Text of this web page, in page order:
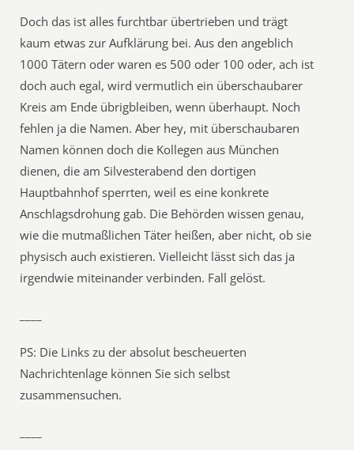
Doch das ist alles furchtbar übertrieben und trägt
kaum etwas zur Aufklärung bei. Aus den angeblich
1000 Tätern oder waren es 500 oder 100 oder, ach ist
doch auch egal, wird vermutlich ein überschaubarer
Kreis am Ende übrigbleiben, wenn überhaupt. Noch
fehlen ja die Namen. Aber hey, mit überschaubaren
Namen können doch die Kollegen aus München
dienen, die am Silvesterabend den dortigen
Hauptbahnhof sperrten, weil es eine konkrete
Anschlagsdrohung gab. Die Behörden wissen genau,
wie die mutmaßlichen Täter heißen, aber nicht, ob sie
physisch auch existieren. Vielleicht lässt sich das ja
irgendwie miteinander verbinden. Fall gelöst.
PS: Die Links zu der absolut bescheuerten
Nachrichtenlage können Sie sich selbst
zusammensuchen.